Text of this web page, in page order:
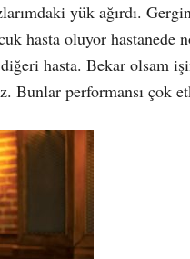
yük ağırdı.
hasta oluyor
hasta. Bekar olsam
Bunlar performansı çok